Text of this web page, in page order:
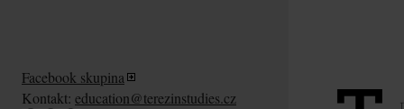
Facebook skupina
Kontakt: education@terezinstudies.cz